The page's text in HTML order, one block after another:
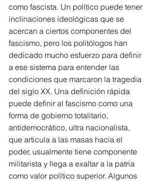
como fascista. Un político puede tener
inclinaciones ideológicas que se
acercan a ciertos componentes del
fascismo, pero los politólogos han
dedicado mucho esfuerzo para definir
a ese sistema para entender las
condiciones que marcaron la tragedia
del siglo XX. Una definición rápida
puede definir al fascismo como una
forma de gobierno totalitario,
antidemocrático, ultra nacionalista,
que articula a las masas hacia el
poder, usualmente tiene componente
militarista y llega a exaltar a la patria
como valor político superior. Algunos